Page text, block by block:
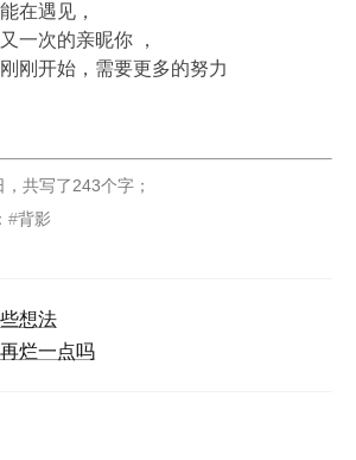
在遇见，
一次的亲昵你 ，
刚开始，需要更多的努力
， 共写了243个字 ；
背影
想法
烂一点吗